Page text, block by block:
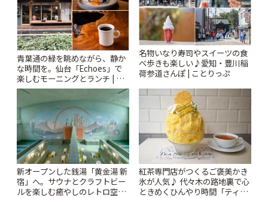
青葉通の緑を眺めながら、静か
な時間を。仙台「Echoes」で
楽しむモーニングとランチ | こ
とりっぷ
名物いなり寿司やスイーツの食
べ歩きも楽しい♪愛知・豊川稲
荷参道さんぽ | ことりっぷ
新オープンした銭湯「黄金湯 新
宿」へ。サウナとクラフトビー
ルを楽しむ癒やしのレトロ空間
紅茶専門店がつくるご褒美かき
氷が人気♪ 代々木の路地裏で心
ときめくひんやり時間「ティー